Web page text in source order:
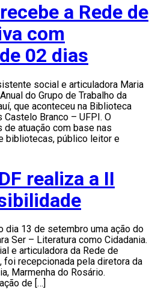
a Rede de
com
02 dias
social e articuladora Maria
do Grupo de Trabalho da
que aconteceu na Biblioteca
Branco – UFPI. O
atuação com base nas
bibliotecas, público leitor e
realiza a II
dia 13 de setembro uma ação do
Ser – Literatura como Cidadania.
e articuladora da Rede de
foi recepcionada pela diretora da
Marmenha do Rosário.
de […]